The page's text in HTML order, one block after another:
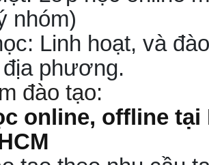
nhóm)
Linh hoạt, và
phương.
đào tạo:
online, offline tại